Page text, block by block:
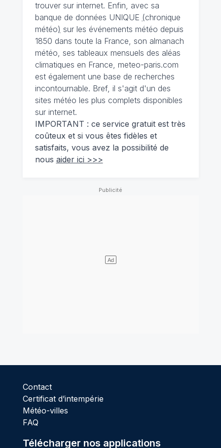
trouver sur internet. Enfin, avec sa
banque de données UNIQUE (chronique
météo) sur les événements météo depuis
1850 dans toute la France, son almanach
météo, ses tableaux mensuels des aléas
climatiques en France, meteo-paris.com
est également une base de recherches
incontournable. Bref, il s'agit d'un des
sites météo les plus complets disponibles
sur internet.
IMPORTANT : ce service gratuit est très
coûteux et si vous êtes fidèles et
satisfaits, vous avez la possibilité de
nous aider ici >>>
Contact
Certificat d’intempérie
Météo-villes
FAQ
Télécharger nos applications